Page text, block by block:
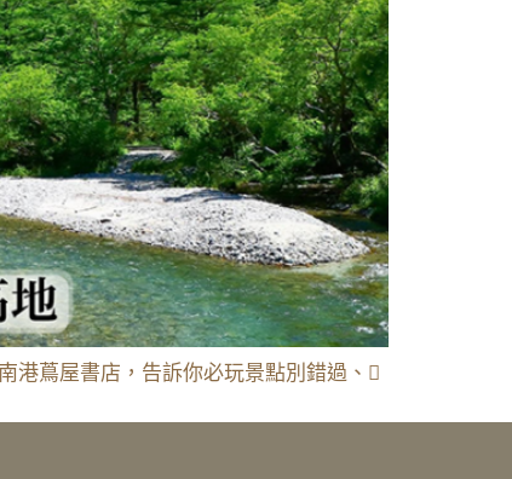
港蔦屋書店，告訴你必玩景點別錯過、